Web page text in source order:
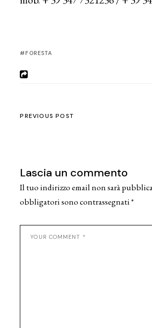
FORESTA
PREVIOUS POST
Lascia un commento
Il tuo indirizzo email non sarà
obbligatori sono contrassegnati*